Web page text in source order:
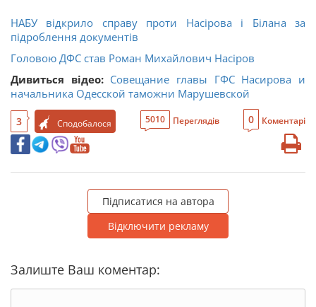
НАБУ відкрило справу проти Насірова і Білана за
підроблення документів
Головою ДФС став Роман Михайлович Насіров
Дивиться відео: Совещание главы ГФС Насирова и
начальника Одесской таможни Марушевской
3 Сподобалося 5010 Переглядів 0 Коментарі
Підписатися на автора
Відключити рекламу
Залиште Ваш коментар: